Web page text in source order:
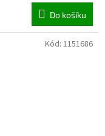
Do košíku
Kód: 1151686